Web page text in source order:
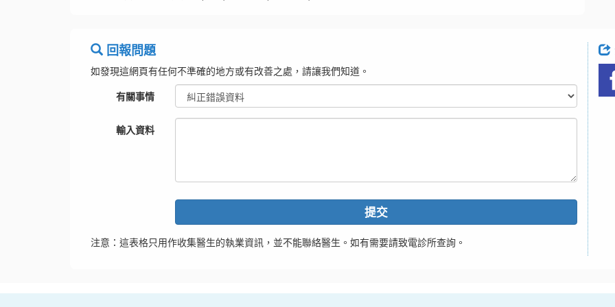
回報問題
如發現這網頁有任何不準確的地方或有改善之處，請讓我們知道。
有關事情
輸入資料
提交
注意：這表格只用作收集醫生的執業資訊，並不能聯絡醫生。如有需要請致電診所查詢。